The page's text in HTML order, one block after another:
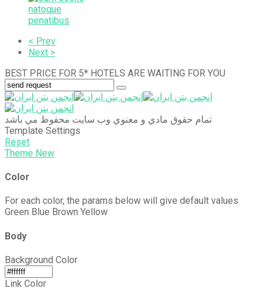
< Prev
Next >
BEST PRICE FOR 5* HOTELS ARE WAITING FOR YOU
تمام حقوق مادي و معنوي وب سايت محفوظ مي باشد
Template Settings
Reset
Theme New
Color
For each color, the params below will give default values
Green Blue Brown Yellow
Body
Background Color
Link Color